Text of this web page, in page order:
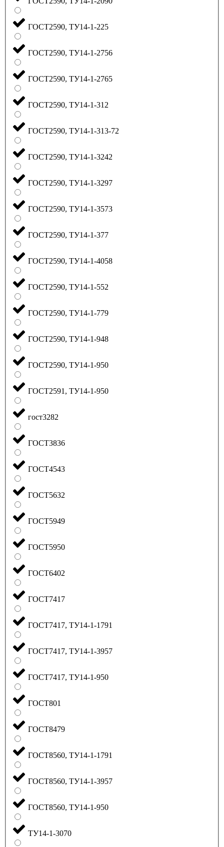
ГОСТ2590, ТУ14-1-225
ГОСТ2590, ТУ14-1-2756
ГОСТ2590, ТУ14-1-2765
ГОСТ2590, ТУ14-1-312
ГОСТ2590, ТУ14-1-313-72
ГОСТ2590, ТУ14-1-3242
ГОСТ2590, ТУ14-1-3297
ГОСТ2590, ТУ14-1-3573
ГОСТ2590, ТУ14-1-377
ГОСТ2590, ТУ14-1-4058
ГОСТ2590, ТУ14-1-552
ГОСТ2590, ТУ14-1-779
ГОСТ2590, ТУ14-1-948
ГОСТ2590, ТУ14-1-950
ГОСТ2591, ТУ14-1-950
гост3282
ГОСТ3836
ГОСТ4543
ГОСТ5632
ГОСТ5949
ГОСТ5950
ГОСТ6402
ГОСТ7417
ГОСТ7417, ТУ14-1-1791
ГОСТ7417, ТУ14-1-3957
ГОСТ7417, ТУ14-1-950
ГОСТ801
ГОСТ8479
ГОСТ8560, ТУ14-1-1791
ГОСТ8560, ТУ14-1-3957
ГОСТ8560, ТУ14-1-950
ТУ14-1-3070